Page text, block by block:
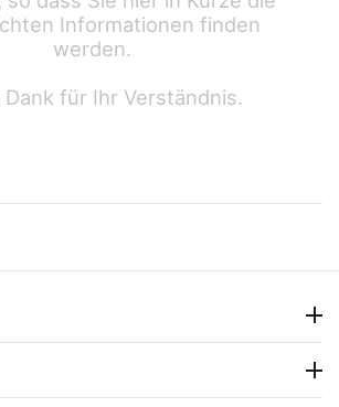
Informationen finden
werden.
Dank für Ihr Verständnis.